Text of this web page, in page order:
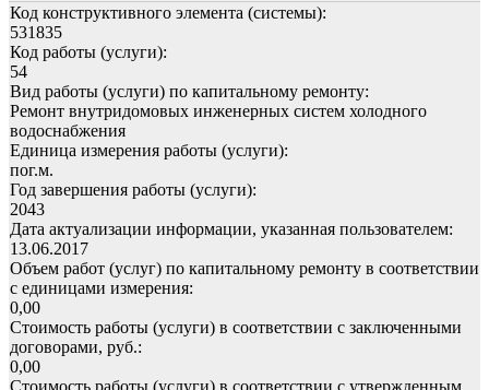
Код конструктивного элемента (системы):
531835
Код работы (услуги):
54
Вид работы (услуги) по капитальному ремонту:
Ремонт внутридомовых инженерных систем холодного
водоснабжения
Единица измерения работы (услуги):
пог.м.
Год завершения работы (услуги):
2043
Дата актуализации информации, указанная пользователем:
13.06.2017
Объем работ (услуг) по капитальному ремонту в соответствии
с единицами измерения:
0,00
Стоимость работы (услуги) в соответствии с заключенными
договорами, руб.:
0,00
Стоимость работы (услуги) в соответствии с утвержденным